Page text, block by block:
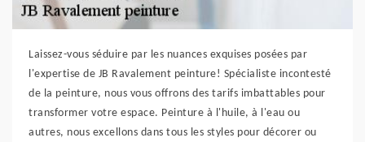
Laissez-vous séduire par les nuances exquises posées par
l'expertise de JB Ravalement peinture! Spécialiste incontesté
de la peinture, nous vous offrons des tarifs imbattables pour
transformer votre espace. Peinture à l'huile, à l'eau ou
autres, nous excellons dans tous les styles pour décorer ou